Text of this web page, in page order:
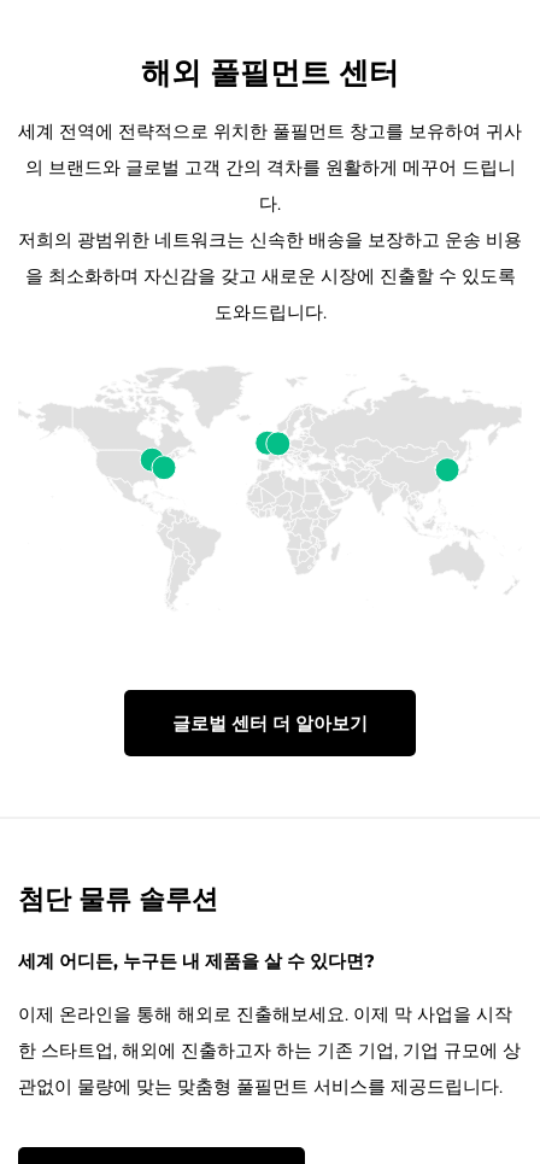
해외 풀필먼트 센터
세계 전역에 전략적으로 위치한 풀필먼트 창고를 보유하여 귀사
의 브랜드와 글로벌 고객 간의 격차를 원활하게 메꾸어 드립니
다.
저희의 광범위한 네트워크는 신속한 배송을 보장하고 운송 비용
을 최소화하며 자신감을 갖고 새로운 시장에 진출할 수 있도록
도와드립니다.
글로벌 센터 더 알아보기
첨단 물류 솔루션
세계 어디든, 누구든 내 제품을 살 수 있다면?
이제 온라인을 통해 해외로 진출해보세요. 이제 막 사업을 시작
한 스타트업, 해외에 진출하고자 하는 기존 기업, 기업 규모에 상
관없이 물량에 맞는 맞춤형 풀필먼트 서비스를 제공드립니다.